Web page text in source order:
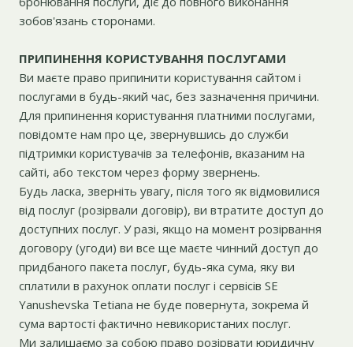
зобов'язань сторонами.
ПРИПИНЕННЯ КОРИСТУВАННЯ ПОСЛУГАМИ
Ви маєте право припинити користування сайтом і
послугами в будь-який час, без зазначення причини.
Для припинення користування платними послугами,
повідомте нам про це, звернувшись до служби
підтримки користувачів за телефонів, вказаним на
сайті, або текстом через форму звернень.
Будь ласка, зверніть увагу, після того як відмовилися
від послуг (розірвали договір), ви втратите доступ до
доступних послуг. У разі, якщо на момент розірвання
договору (угоди) ви все ще маєте чинний доступ до
придбаного пакета послуг, будь-яка сума, яку ви
сплатили в рахунок оплати послуг і сервісів SE
Yanushevska Tetiana не буде повернута, зокрема й
сума вартості фактично невикористаних послуг.
Ми залишаємо за собою право розірвати юридичну